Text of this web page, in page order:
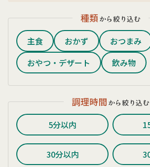
種類 から絞り込む
主食 おかず
おつまみ
おやつ・デザート
飲み物
調理時間 から絞り込む
5分以内
30分以内